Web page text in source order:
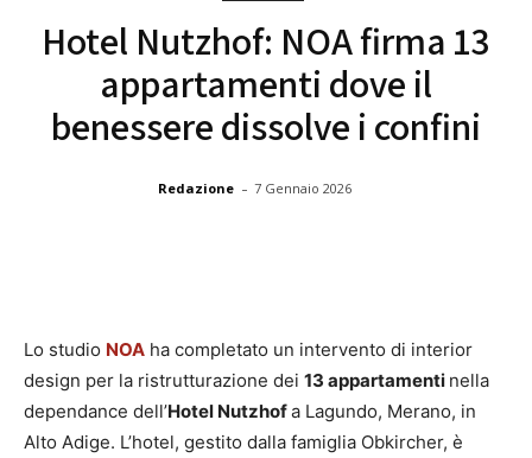
Hotel Nutzhof: NOA firma 13
appartamenti dove il
benessere dissolve i confini
Redazione - 7 Gennaio 2026
Lo studio NOA ha completato un intervento di interior
design per la ristrutturazione dei 13 appartamenti nella
dependance dell’Hotel Nutzhofa Lagundo, Merano, in
Alto Adige. L’hotel, gestito dalla famiglia Obkircher, è